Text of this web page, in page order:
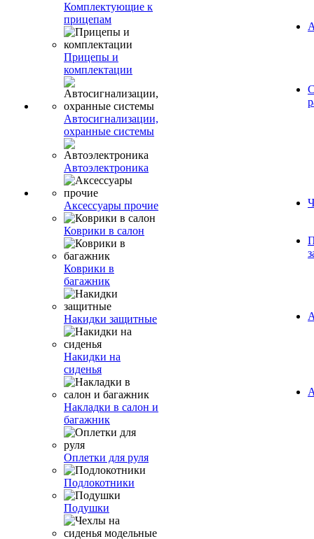
Комплектующие к
прицепам
Прицепы и
комплектации
Автосигнализации,
охранные системы
Автоэлектроника
Аксессуары прочие
Коврики в салон
Коврики в
багажник
Накидки защитные
Накидки на
сиденья
Накладки в салон и
багажник
Оплетки для руля
Подлокотники
Подушки